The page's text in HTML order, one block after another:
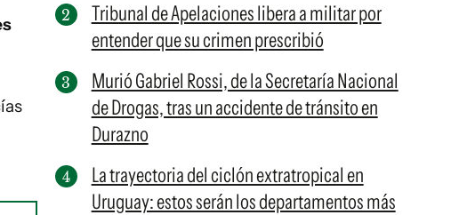
Tribunal de Apelaciones libera a militar por
entender que su crimen prescribió
Murió Gabriel Rossi, de la Secretaría Nacional
de Drogas, tras un accidente de tránsito en
Durazno
La trayectoria del ciclón extratropical en
Uruguay: estos serán los departamentos más